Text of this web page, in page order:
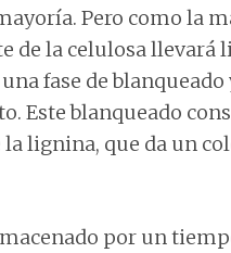
Pero como la
de la celulosa llevará
fase de
Este blanqueado
lignina, que da un
por un